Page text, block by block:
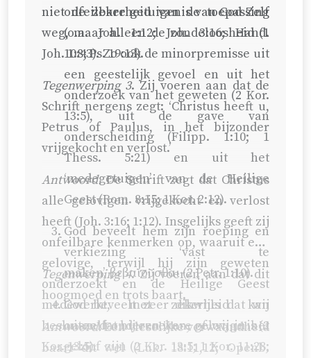
onfeilbare getuigenis van God Zelf
(o.a.Joh. 1:12;Joh. 3:16;Hand.
10:43). Zo ook de minorpremisse uit
een geestelijk gevoel en uit het
onderzoek van het geweten (2 Kor.
13:5), uit de gave van
onderscheiding (Filipp. 1:10; 1
Thess. 5:21) en uit het
‘medegetuigen’ van de Heilige
Geest (Rom. 8:15;1 Kor. 2:12).
God beveelt hem zijn roeping en
verkiezing ‘vast te
maken’, βεβαιοῦσθαι (2 Petr. 1:10).
God beveelt zeer dikwijls dat wij
onszelf onderzoeken, of wij in het
geloof zijn (2 Kor. 13:5;1 Kor. 11:28;
niet de zekerheid van de toepassing
weg, maar alleen de zondeloosheid (1
Joh. 1:8;Ps. 19:13).
Tegenwerping 3. Zij voeren aan dat de
Schrift nergens zegt: ‘Christus heeft u,
Petrus of Paulus, in het bijzonder
vrijgekocht en verlost.’
Antwoord.De Schrift zegt dat Christus
alle gelovigen vrijgekocht en verlost
heeft (Joh. 3:16; 1:12). Insgelijks geeft zij
onfeilbare kenmerken op, waaruit een
gelovige, terwijl hij zijn geweten
onderzoekt en de Heilige Geest
medewerkt, met zekerheid kan
besluiten dat hij een ware gelovige is (2
Kor. 13:5).
Tegenwerping 4. Zij voeren aan dat dit
hoogmoed en trots baart.
Antwoord.Een vleselijke verwaandheid
baart dit wel (Luk. 18:11,12;Openb.